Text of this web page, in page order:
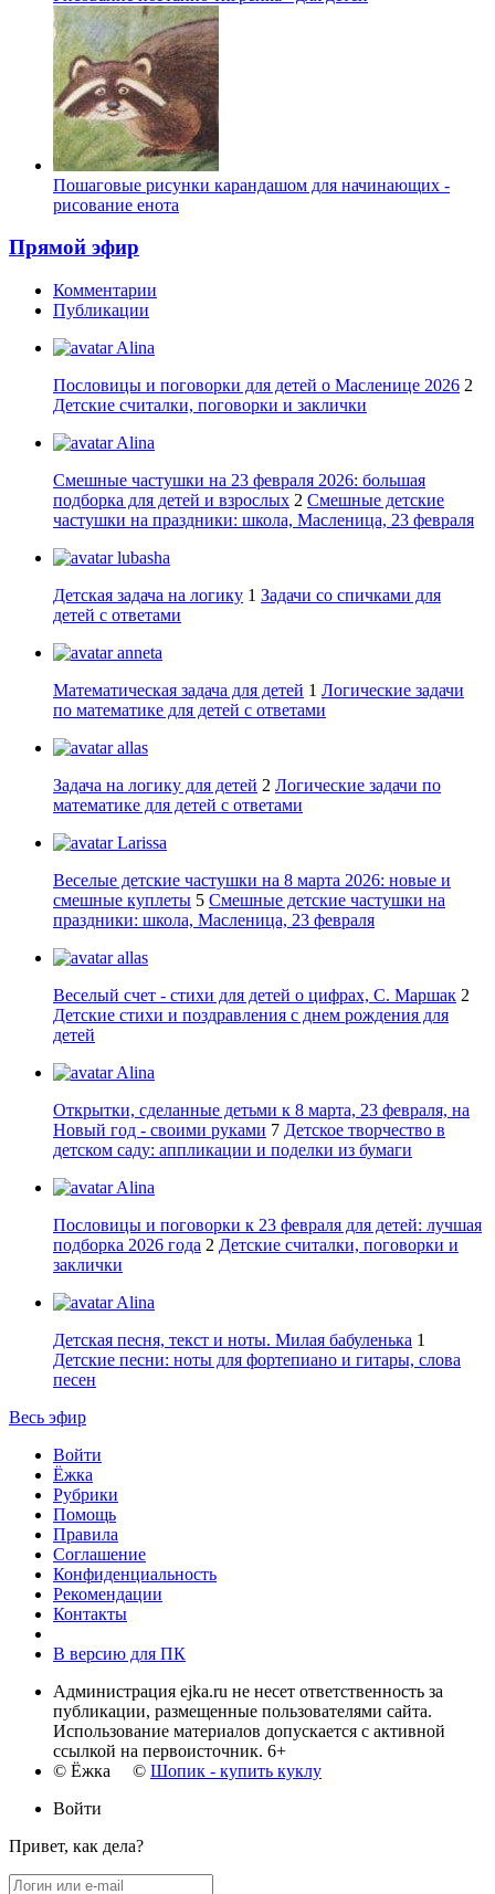
Пошаговые рисунки карандашом для начинающих -
рисование енота
Прямой эфир
Комментарии
Публикации
Alina
Пословицы и поговорки для детей о Масленице 2026 2
Детские считалки, поговорки и заклички
Alina
Смешные частушки на 23 февраля 2026: большая
подборка для детей и взрослых 2 Смешные детские
частушки на праздники: школа, Масленица, 23 февраля
lubasha
Детская задача на логику 1 Задачи со спичками для
детей с ответами
anneta
Математическая задача для детей 1 Логические задачи
по математике для детей с ответами
allas
Задача на логику для детей 2 Логические задачи по
математике для детей с ответами
Larissa
Веселые детские частушки на 8 марта 2026: новые и
смешные куплеты 5 Смешные детские частушки на
праздники: школа, Масленица, 23 февраля
allas
Веселый счет - стихи для детей о цифрах, С. Маршак 2
Детские стихи и поздравления с днем рождения для
детей
Alina
Открытки, сделанные детьми к 8 марта, 23 февраля, на
Новый год - своими руками 7 Детское творчество в
детском саду: аппликации и поделки из бумаги
Alina
Пословицы и поговорки к 23 февраля для детей: лучшая
подборка 2026 года 2 Детские считалки, поговорки и
заклички
Alina
Детская песня, текст и ноты. Милая бабуленька 1
Детские песни: ноты для фортепиано и гитары, слова
песен
Весь эфир
Войти
Ёжка
Рубрики
Помощь
Правила
Соглашение
Конфиденциальность
Рекомендации
Контакты
В версию для ПК
Администрация ejka.ru не несет ответственность за
публикации, размещенные пользователями сайта.
Использование материалов допускается с активной
ссылкой на первоисточник. 6+
© Ёжка © Шопик - купить куклу
Войти
Привет, как дела?